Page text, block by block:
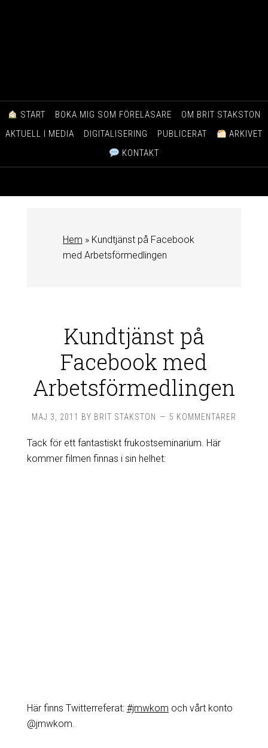
START BOKA MIG SOM FÖRELÄSARE
OM BRIT STAKSTON
AKTUELL I MEDIA
DIGITALISERING PUBLICERAT
ARKIVET
KONTAKT
Hem » Kundtjänst på Facebook
med Arbetsförmedlingen
Kundtjänst på
Facebook med
Arbetsförmedlingen
MAJ 3, 2011 BY BRIT STAKSTON 5 KOMMENTARER
Tack för ett fantastiskt frukostseminarium. Här
kommer filmen finnas i sin helhet:
Här finns Twitterreferat: #jmwkom och vårt konto
@jmwkom.